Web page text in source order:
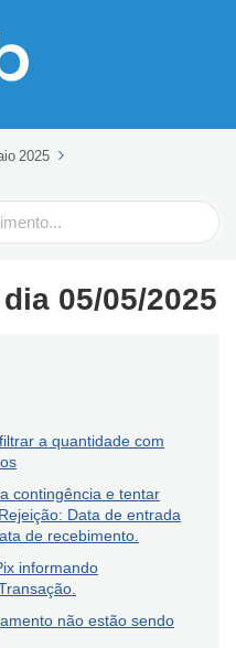
2025
05/05/2025
a quantidade com
contingência e tentar
Data de entrada
de recebimento.
informando
não estão sendo